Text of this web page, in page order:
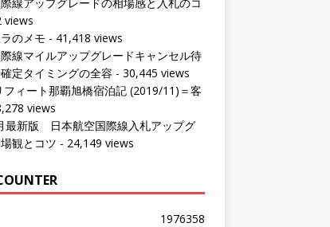
views
のメモ - 41,418 views
線マイルアップグレードキャンセル待
定タイミングの全容 - 30,445 views
フィート那覇旭橋宿泊記 (2019/11)＝客
views
最新版 日本航空国際線入札アップグ
観とコツ - 24,149 views
1976358